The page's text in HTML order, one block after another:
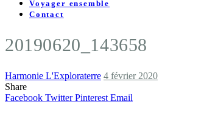
Voyager ensemble
Contact
20190620_143658
Harmonie L'Exploraterre 4 février 2020
Share
Facebook Twitter Pinterest Email